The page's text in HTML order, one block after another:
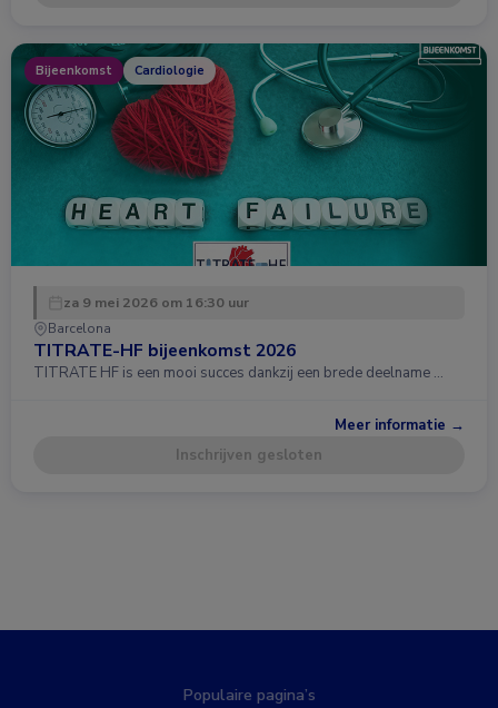
Bijeenkomst Cardiologie
za 9 mei 2026 om 16:30 uur
Barcelona
TITRATE-HF bijeenkomst 2026
TITRATE HF is een mooi succes dankzij een brede deelname …
Meer informatie →
Inschrijven gesloten
Populaire pagina’s